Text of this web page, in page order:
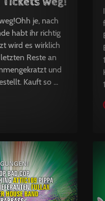
je, nach
habt ihr richtig
wird es wirklich
Reste an
und
Kauft so ...